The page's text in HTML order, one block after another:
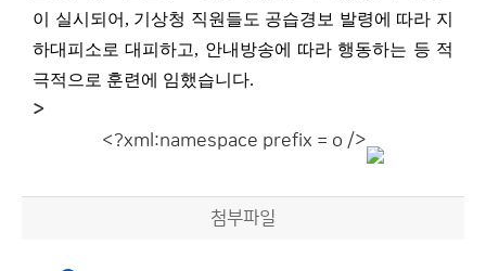
이 실시되어 , 기상청 직원들도 공습경보 발령에 따라 지
하대피소로 대피하고, 안내방송에 따라 행동하는 등 적
극적으로 훈련에 임했습니다.
>
<?xml:namespace prefix = o />
첨부파일